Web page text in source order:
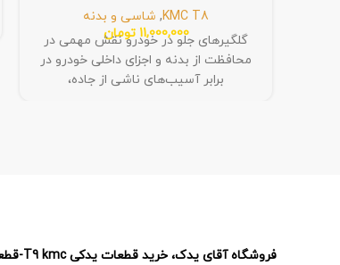
KMC T8
, شاسی و بدنه
11,000,000 تومان
گلگیرهای جلو در خودرو نقش مهمی در
محافظت از بدنه و اجزای داخلی خودرو در
برابر آسیب‌های ناشی از جاده،
فروشگاه آقای یدک، خرید قطعات یدکی T9 kmc-قطعات یدکی T8 kmc – قطعات یدکی J7 kmc – قطعات یدکی X5 kmc